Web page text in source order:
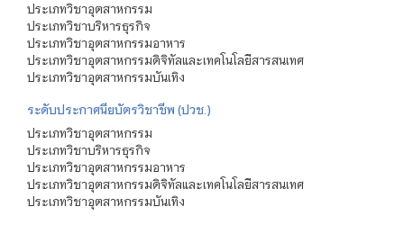
ประเภทวิชาอุตสาหกรรม
ประเภทวิชาบริหารธุรกิจ
ประเภทวิชาอุตสาหกรรมอาหาร
ประเภทวิชาอุตสาหกรรมดิจิทัลและเทคโนโลยีสารสนเทศ
ประเภทวิชาอุตสาหกรรมบันเทิง
ระดับประกาศนียบัตรวิชาชีพ (ปวช.)
ประเภทวิชาอุตสาหกรรม
ประเภทวิชาบริหารธุรกิจ
ประเภทวิชาอุตสาหกรรมอาหาร
ประเภทวิชาอุตสาหกรรมดิจิทัลและเทคโนโลยีสารสนเทศ
ประเภทวิชาอุตสาหกรรมบันเทิง